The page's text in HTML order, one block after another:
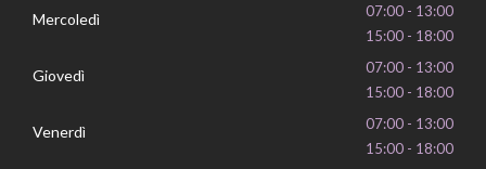
Mercoledì
07:00 - 13:00
15:00 - 18:00
Giovedì
07:00 - 13:00
15:00 - 18:00
Venerdì
07:00 - 13:00
15:00 - 18:00